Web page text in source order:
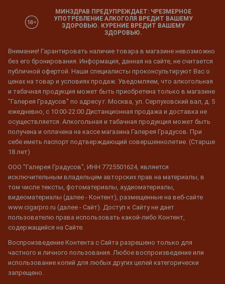
МИНЗДРАВ ПРЕДУПРЕЖДАЕТ: ЧРЕЗМЕРНОЕ
УПОТРЕБЛЕНИЕ АЛКОГОЛЯ ВРЕДИТ ВАШЕМУ
ЗДОРОВЬЮ. КУРЕНИЕ ВРЕДИТ ВАШЕМУ
ЗДОРОВЬЮ.
Внимание! Гарантировать наличие товара в магазине невозможно
без его бронирования. Информация, данная на сайте, не считается
публичной офертой. Наши специалисты проконсультируют Вас о
ценах на товар и условиях продаж. Уведомляем, что алкогольная
и табачная продукция может быть приобретена только в магазине
"Галерея Градусов" по адресу г. Москва, ул. Серпуховский вал, д. 5
ежедневно, с 10:00-22:00 Дистанционная продажа и доставка не
осуществляется. Алкогольная и табачная продукция может быть
получена и оплачена на кассе магазина Галерея Градусов. При
себе иметь паспорт подтверждающий совершеннолетие. (Старше
18 лет)
ООО "Галерея Градусов", ИНН 7725501624, является
исключительным владельцем авторских прав на материалы, в
том числе тексты, фотоматериалы, аудиоматериалы,
видеоматериалы (далее - Контент), размещенные на веб-сайте
www.cigarpro.ru (далее - Сайт). Доступ к Сайту не дает
пользователю права использовать какой-либо Контент,
содержащийся на Сайте.
Воспроизведение Контента с Сайта разрешено только для
частного и личного пользования. Любое воспроизведение или
использование копий для любых других целей категорически
запрещено.